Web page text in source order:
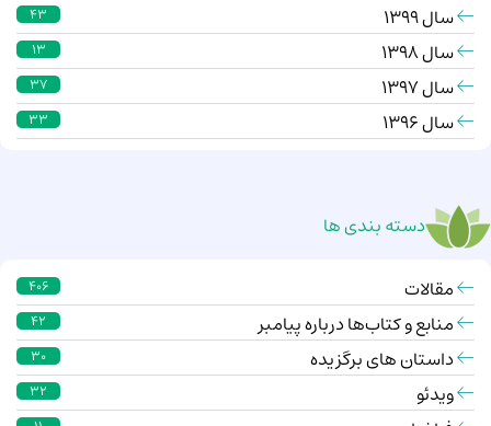
سال 1399 43
سال 1398 13
سال 1397 37
سال 1396 33
دسته بندی ها
مقالات 406
منابع و کتاب‌ها درباره پیامبر 42
داستان های برگزیده 30
ویدئو 32